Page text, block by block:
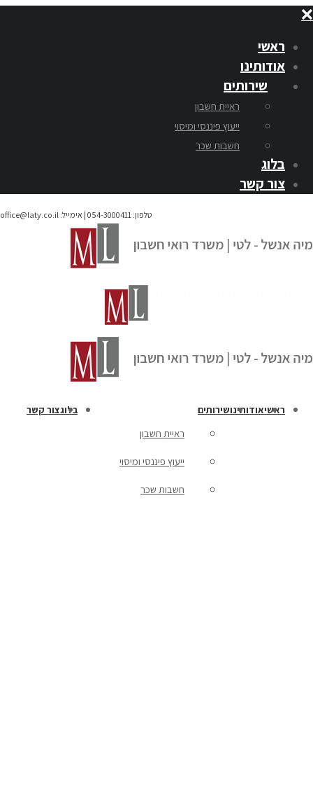
ראשי
אודותינו
שירותים
ראיית חשבון
ייעוץ פיננסי ומיסוי
חשבות שכר
בלוג
צור קשר
טלפון: 054-3000411 | אימייל: office@laty.co.il
ראשיאודותינושירותים
ראיית חשבון
ייעוץ פיננסי ומיסוי
חשבות שכר
בלוגצור קשר